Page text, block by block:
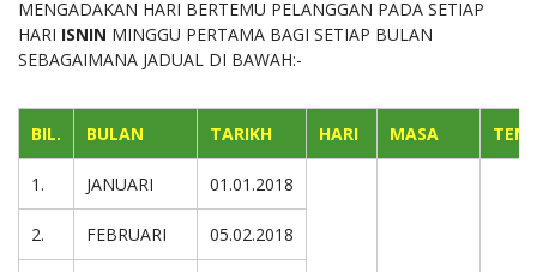
MENGADAKAN HARI BERTEMU PELANGGAN PADA SETIAP
HARI ISNIN MINGGU PERTAMA BAGI SETIAP BULAN
SEBAGAIMANA JADUAL DI BAWAH:-
BIL. BULAN TARIKH HARI MASA
1. JANUARI 01.01.2018
2. FEBRUARI 05.02.2018